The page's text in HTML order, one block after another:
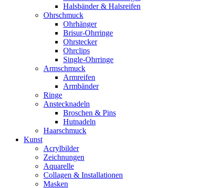
Halsbänder & Halsreifen
Ohrschmuck
Ohrhänger
Brisur-Ohrringe
Ohrstecker
Ohrclips
Single-Ohrringe
Armschmuck
Armreifen
Armbänder
Ringe
Anstecknadeln
Broschen & Pins
Hutnadeln
Haarschmuck
Kunst
Acrylbilder
Zeichnungen
Aquarelle
Collagen & Installationen
Masken